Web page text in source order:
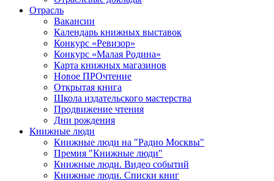
Отрасль
Вакансии
Календарь книжных выставок
Конкурс «Ревизор»
Конкурс «Малая Родина»
Карта книжных магазинов
Новое ПРОчтение
Открытая книга
Школа издательского мастерства
Продвижение чтения
Дни рождения
Книжные люди
Книжные люди на "Радио Москвы"
Премия "Книжные люди"
Книжные люди. Видео событий
Книжные люди. Списки книг